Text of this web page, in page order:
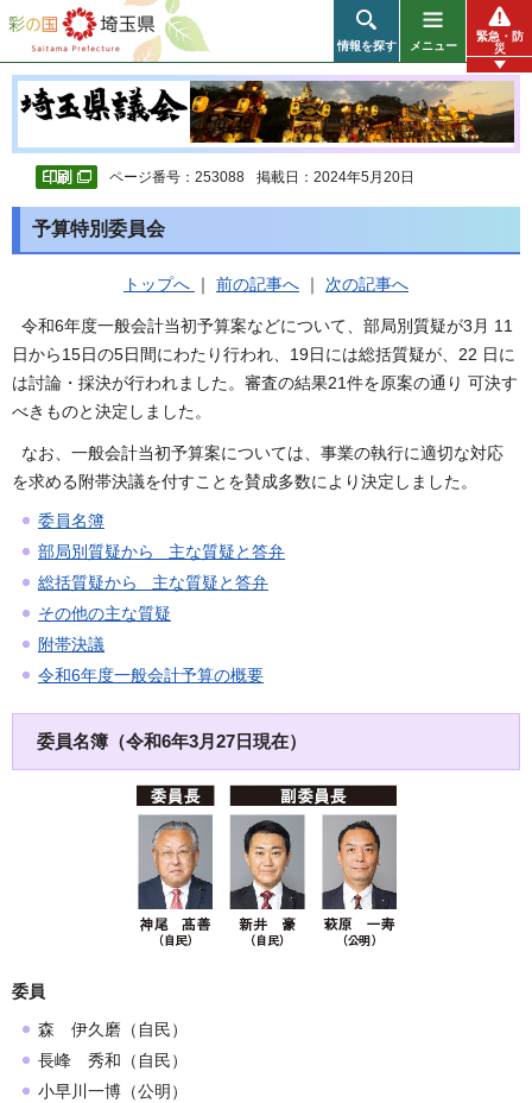
彩の国 埼玉県
情報を探す メニュー
緊急・防
災
ページ番号：253088 掲載日：2024年5月20日
予算特別委員会
トップへ ｜ 前の記事へ ｜ 次の記事へ
令和6年度一般会計当初予算案などについて、部局別質疑が3月 11
日から15日の5日間にわたり行われ、19日には総括質疑が、22 日に
は討論・採決が行われました。審査の結果21件を原案の通り 可決す
べきものと決定しました。
なお、一般会計当初予算案については、事業の執行に適切な対応
を求める附帯決議を付すことを賛成多数により決定しました。
委員名簿
部局別質疑から 主な質疑と答弁
総括質疑から 主な質疑と答弁
その他の主な質疑
附帯決議
令和6年度一般会計予算の概要
委員名簿 （令和6年3月27日現在）
委員
森 伊久磨（自民）
長峰 秀和（自民）
小早川一博（公明）